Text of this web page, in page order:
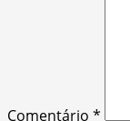
Comentário *